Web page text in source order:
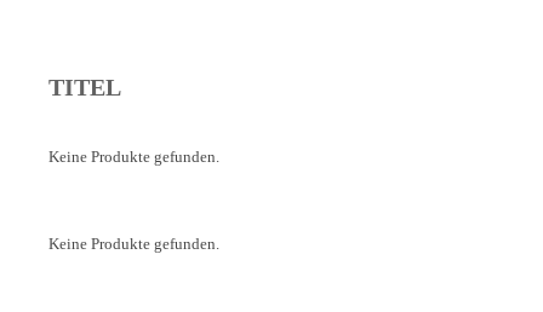
TITEL
Keine Produkte gefunden.
Keine Produkte gefunden.